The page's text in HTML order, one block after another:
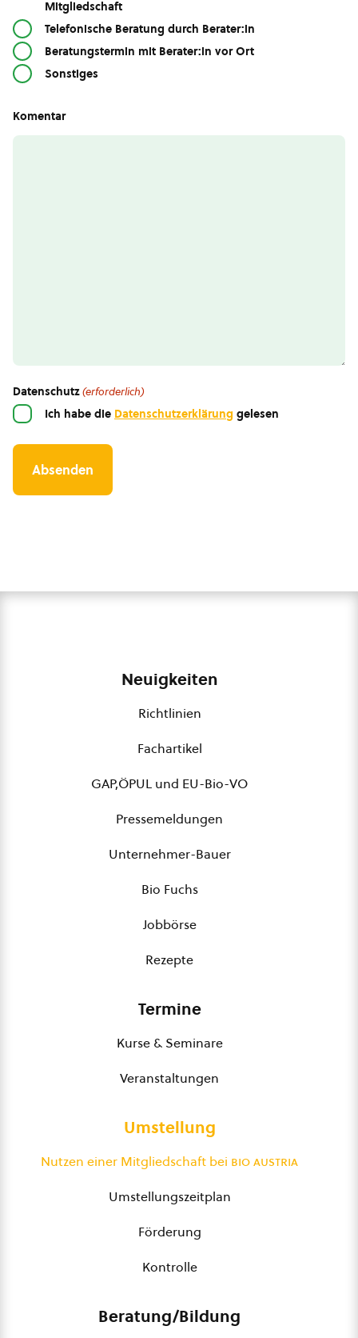
Mitgliedschaft
Telefonische Beratung durch Berater:in
Beratungstermin mit Berater:in vor Ort
Sonstiges
Komentar
Datenschutz(erforderlich)
Ich habe die Datenschutzerklärung gelesen
Neuigkeiten
Richtlinien
Fachartikel
GAP,ÖPUL und EU-Bio-VO
Pressemeldungen
Unternehmer-Bauer
Bio Fuchs
Jobbörse
Rezepte
Termine
Kurse & Seminare
Veranstaltungen
Umstellung
Nutzen einer Mitgliedschaft bei bio austria
Umstellungszeitplan
Förderung
Kontrolle
Beratung/Bildung